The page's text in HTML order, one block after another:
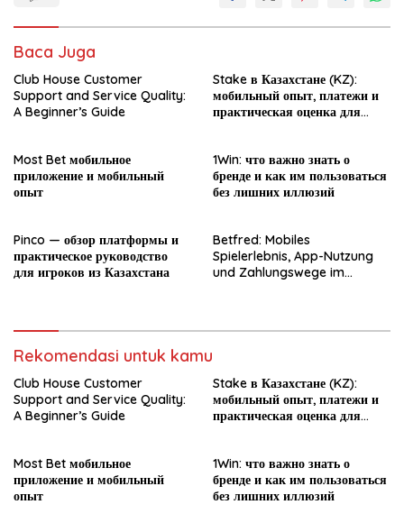
Baca Juga
Club House Customer
Support and Service Quality:
A Beginner’s Guide
Stake в Казахстане (KZ):
мобильный опыт, платежи и
практическая оценка для
Most Bet мобильное
приложение и мобильный
опыт
1Win: что важно знать о
бренде и как им пользоваться
без лишних иллюзий
Pinco — обзор платформы и
практическое руководство
для игроков из Казахстана
Betfred: Mobiles
Spielerlebnis, App-Nutzung
und Zahlungswege im
Rekomendasi untuk kamu
Club House Customer
Support and Service Quality:
A Beginner’s Guide
Stake в Казахстане (KZ):
мобильный опыт, платежи и
практическая оценка для
Most Bet мобильное
приложение и мобильный
опыт
1Win: что важно знать о
бренде и как им пользоваться
без лишних иллюзий